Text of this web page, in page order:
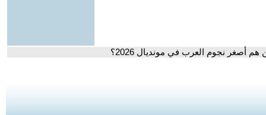
أصغر نجوم العرب في مونديال 2026؟